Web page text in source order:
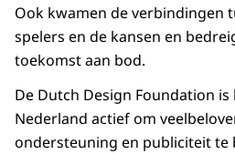
Ook kwamen de verbindingen
spelers en de kansen en
toekomst aan bod.
De Dutch Design Foundation
Nederland actief om
ondersteuning en publiciteit te